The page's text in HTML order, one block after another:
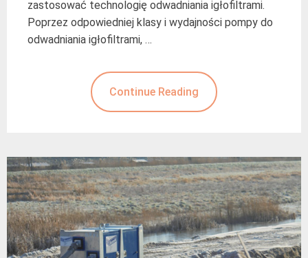
zastosować technologię odwadniania igłofiltrami.
Poprzez odpowiedniej klasy i wydajności pompy do
odwadniania igłofiltrami, …
Continue Reading